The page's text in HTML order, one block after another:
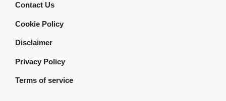
Contact Us
Cookie Policy
Disclaimer
Privacy Policy
Terms of service